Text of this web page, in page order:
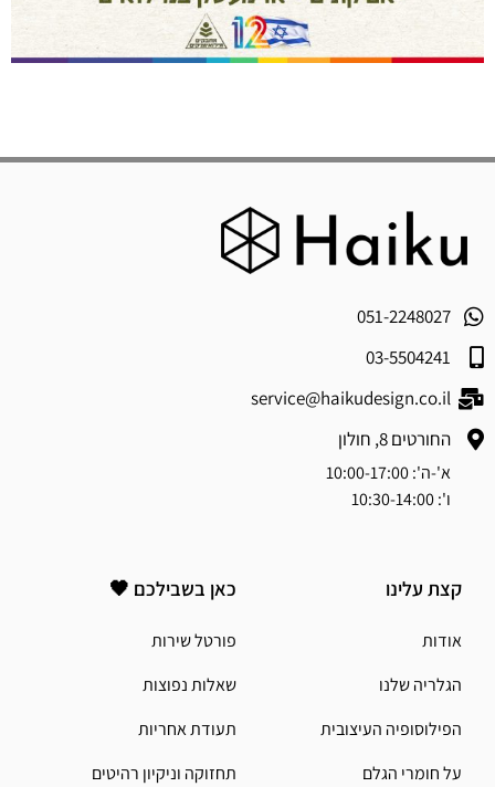
051-2248027
03-5504241
service@haikudesign.co.il
החורטים 8, חולון
א'-ה': 10:00-17:00
ו': 10:30-14:00
קצת עלינו
אודות
הגלריה שלנו
הפילוסופיה העיצובית
על חומרי הגלם
כאן בשבילכם 🖤
פורטל שירות
שאלות נפוצות
תעודת אחריות
תחזוקה וניקיון רהיטים